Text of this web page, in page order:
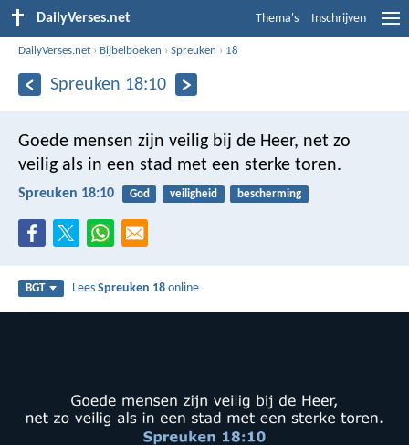
DailyVerses.net Thema's Inschrijven
DailyVerses.net › Bijbelboeken ›Spreuken › 18
Spreuken 18:10
Goede mensen zijn veilig bij de Heer, net zo
veilig als in een stad met een sterke toren.
Spreuken 18:10 God veiligheid bescherming
BGT LeesSpreuken 18 online